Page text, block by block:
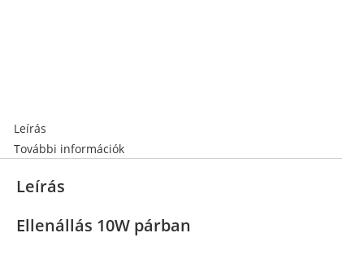
Leírás
További információk
Leírás
Ellenállás 10W párban